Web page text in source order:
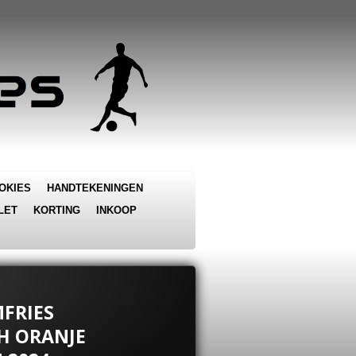
HANDTEKENINGEN
KORTING INKOOP
ORANJE